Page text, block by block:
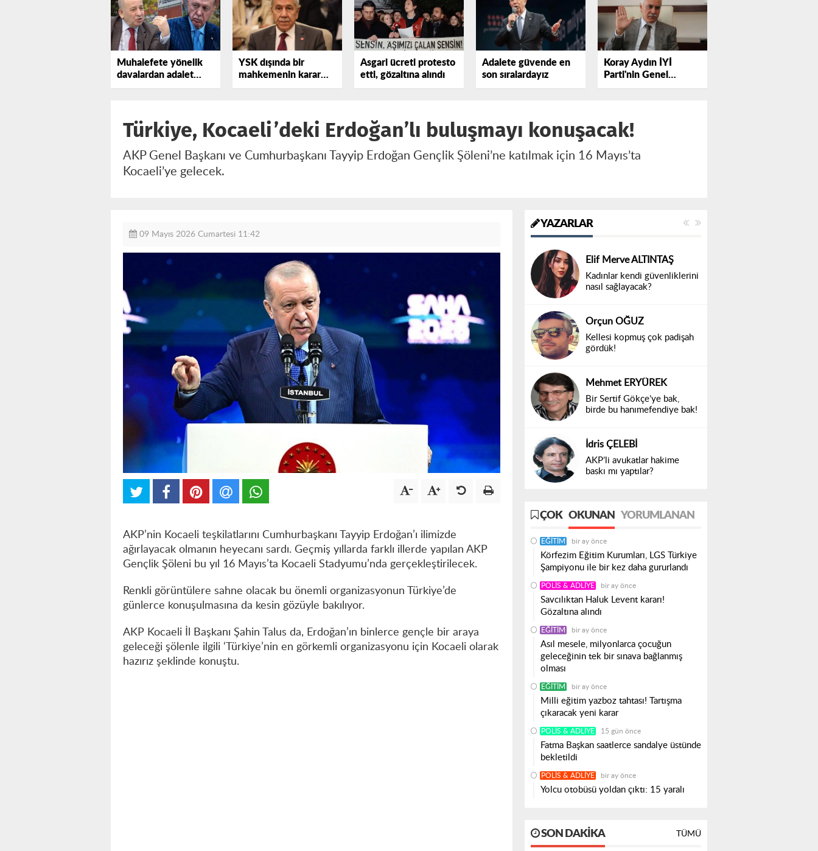
Muhalefete yönelik
davalardan adalet
çıkmaz
YSK dışında bir
mahkemenin karar
vermesi görülmüş şey
Asgari ücreti protesto
etti, gözaltına alındı
Adalete güvende en
son sıralardayız
Koray Aydın İYİ
Parti'nin Genel
Başkanı mı olacak?
Türkiye, Kocaeli’deki Erdoğan’lı buluşmayı konuşacak!
AKP Genel Başkanı ve Cumhurbaşkanı Tayyip Erdoğan Gençlik Şöleni’ne katılmak için 16 Mayıs’ta
Kocaeli’ye gelecek.
09 Mayıs 2026 Cumartesi 11:42
AKP’nin Kocaeli teşkilatlarını Cumhurbaşkanı Tayyip Erdoğan’ı ilimizde
ağırlayacak olmanın heyecanı sardı. Geçmiş yıllarda farklı illerde yapılan AKP
Gençlik Şöleni bu yıl 16 Mayıs’ta Kocaeli Stadyumu’nda gerçekleştirilecek.
Renkli görüntülere sahne olacak bu önemli organizasyonun Türkiye’de
günlerce konuşulmasına da kesin gözüyle bakılıyor.
AKP Kocaeli İl Başkanı Şahin Talus da, Erdoğan’ın binlerce gençle bir araya
geleceği şölenle ilgili ‘Türkiye’nin en görkemli organizasyonu için Kocaeli olarak
hazırız şeklinde konuştu.
YAZARLAR
Elif Merve ALTINTAŞ
Kadınlar kendi güvenliklerini
nasıl sağlayacak?
Orçun OĞUZ
Kellesi kopmuş çok padişah
gördük!
Mehmet ERYÜREK
Bir Sertif Gökçe’ye bak,
birde bu hanımefendiye bak!
İdris ÇELEBİ
AKP’li avukatlar hakime
baskı mı yaptılar?
ÇOK OKUNAN YORUMLANAN
EĞITIM bir ay önce
Körfezim Eğitim Kurumları, LGS Türkiye
Şampiyonu ile bir kez daha gururlandı
POLIS & ADLIYE bir ay önce
Savcılıktan Haluk Levent kararı!
Gözaltına alındı
EĞITIM bir ay önce
Asıl mesele, milyonlarca çocuğun
geleceğinin tek bir sınava bağlanmış
olması
EĞITIM bir ay önce
Milli eğitim yazboz tahtası! Tartışma
çıkaracak yeni karar
POLIS & ADLIYE 15 gün önce
Fatma Başkan saatlerce sandalye üstünde
bekletildi
POLIS & ADLIYE bir ay önce
Yolcu otobüsü yoldan çıktı: 15 yaralı
SON DAKIKA TÜMÜ